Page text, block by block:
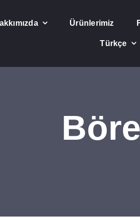
Ürünlerimiz
Türkçe